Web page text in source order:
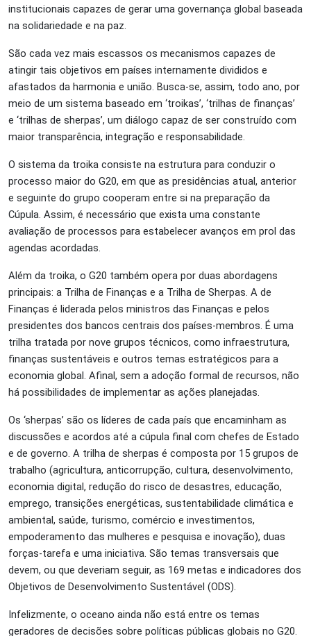
institucionais capazes de gerar uma governança global baseada
na solidariedade e na paz.
São cada vez mais escassos os mecanismos capazes de
atingir tais objetivos em países internamente divididos e
afastados da harmonia e união. Busca-se, assim, todo ano, por
meio de um sistema baseado em ‘troikas’, ‘trilhas de finanças’
e ‘trilhas de sherpas’, um diálogo capaz de ser construído com
maior transparência, integração e responsabilidade.
O sistema da troika consiste na estrutura para conduzir o
processo maior do G20, em que as presidências atual, anterior
e seguinte do grupo cooperam entre si na preparação da
Cúpula. Assim, é necessário que exista uma constante
avaliação de processos para estabelecer avanços em prol das
agendas acordadas.
Além da troika, o G20 também opera por duas abordagens
principais: a Trilha de Finanças e a Trilha de Sherpas. A de
Finanças é liderada pelos ministros das Finanças e pelos
presidentes dos bancos centrais dos países-membros. É uma
trilha tratada por nove grupos técnicos, como infraestrutura,
finanças sustentáveis e outros temas estratégicos para a
economia global. Afinal, sem a adoção formal de recursos, não
há possibilidades de implementar as ações planejadas.
Os ‘sherpas’ são os líderes de cada país que encaminham as
discussões e acordos até a cúpula final com chefes de Estado
e de governo. A trilha de sherpas é composta por 15 grupos de
trabalho (agricultura, anticorrupção, cultura, desenvolvimento,
economia digital, redução do risco de desastres, educação,
emprego, transições energéticas, sustentabilidade climática e
ambiental, saúde, turismo, comércio e investimentos,
empoderamento das mulheres e pesquisa e inovação), duas
forças-tarefa e uma iniciativa. São temas transversais que
devem, ou que deveriam seguir, as 169 metas e indicadores dos
Objetivos de Desenvolvimento Sustentável (ODS).
Infelizmente, o oceano ainda não está entre os temas
geradores de decisões sobre políticas públicas globais no G20.